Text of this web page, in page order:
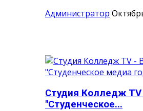
Администратор
Студия Колледж
"Студенческое...